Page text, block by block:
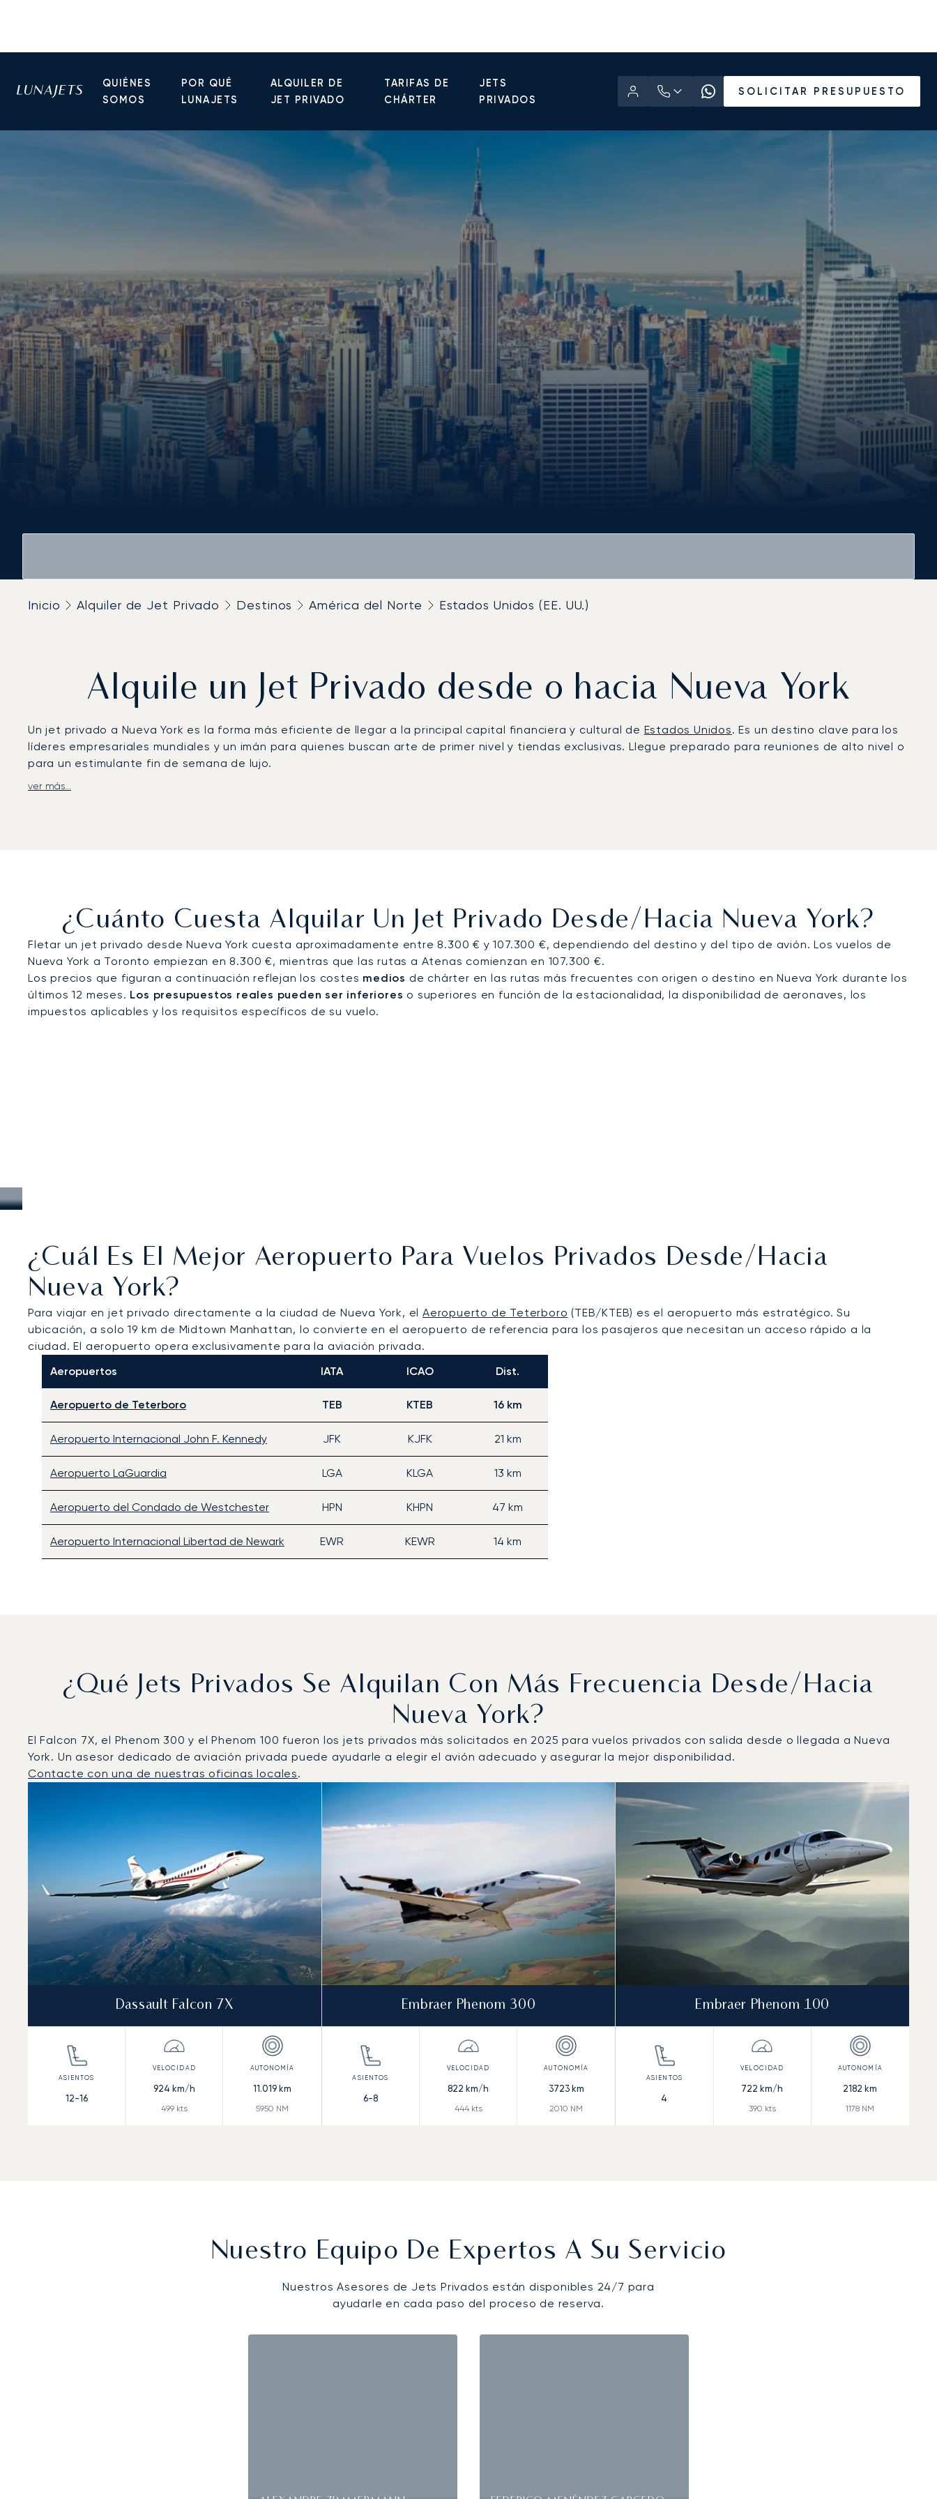
QUIÉNES
SOMOS
POR QUÉ
LUNAJETS
ALQUILER DE
JET PRIVADO
TARIFAS DE
CHÁRTER
JETS
PRIVADOS
SOLICITAR PRESUPUESTO
Inicio Alquiler de Jet Privado Destinos América del Norte Estados Unidos (EE. UU.)
Alquile un Jet Privado desde o hacia Nueva York
Un jet privado a Nueva York es la forma más eficiente de llegar a la principal capital financiera y cultural de Estados Unidos. Es un destino clave para los
líderes empresariales mundiales y un imán para quienes buscan arte de primer nivel y tiendas exclusivas. Llegue preparado para reuniones de alto nivel o
para un estimulante fin de semana de lujo.
Su vuelo se programa en función de su itinerario personal, lo que le proporciona una flexibilidad total. A bordo, la cabina es su espacio privado para
ver más...
¿Cuánto Cuesta Alquilar Un Jet Privado Desde/hacia Nueva York?
Fletar un jet privado desde Nueva York cuesta aproximadamente entre 8.300 € y 107.300 €, dependiendo del destino y del tipo de avión. Los vuelos de
Nueva York a Toronto empiezan en 8.300 €, mientras que las rutas a Atenas comienzan en 107.300 €.
Los precios que figuran a continuación reflejan los costes medios de chárter en las rutas más frecuentes con origen o destino en Nueva York durante los
últimos 12 meses. Los presupuestos reales pueden ser inferiores o superiores en función de la estacionalidad, la disponibilidad de aeronaves, los
impuestos aplicables y los requisitos específicos de su vuelo.
¿Cuál Es El Mejor Aeropuerto Para Vuelos Privados Desde/hacia
Nueva York?
Para viajar en jet privado directamente a la ciudad de Nueva York, el Aeropuerto de Teterboro (TEB/KTEB) es el aeropuerto más estratégico. Su
ubicación, a solo 19 km de Midtown Manhattan, lo convierte en el aeropuerto de referencia para los pasajeros que necesitan un acceso rápido a la
ciudad. El aeropuerto opera exclusivamente para la aviación privada.
Aeropuertos
IATA ICAO Dist.
Aeropuerto de Teterboro TEB KTEB 16 km
Aeropuerto Internacional John F. Kennedy JFK KJFK 21 km
Aeropuerto LaGuardia LGA KLGA 13 km
Aeropuerto del Condado de Westchester HPN KHPN 47 km
Aeropuerto Internacional Libertad de Newark EWR KEWR 14 km
¿Qué Jets Privados Se Alquilan Con Más Frecuencia Desde/hacia
Nueva York?
El Falcon 7X, el Phenom 300 y el Phenom 100 fueron los jets privados más solicitados en 2025 para vuelos privados con salida desde o llegada a Nueva
York. Un asesor dedicado de aviación privada puede ayudarle a elegir el avión adecuado y asegurar la mejor disponibilidad.
Contacte con una de nuestras oficinas locales.
Nueva York : Los 3 modelos de aeronave más operados por número de movimientos de vuelo en 2025
Autonomía (km)
Dassault Falcon 7X
12-16
924 km/h
499kts
11.019 km
5950 NM
Embraer Phenom 300
6-8
822 km/h
444kts
3723km
2010 NM
Embraer Phenom 100
4
722 km/h
390 kts
2182 km
1178 NM
Nuestro Equipo De Expertos A Su Servicio
Nuestros Asesores de Jets Privados están disponibles 24/7 para
ayudarle en cada paso del proceso de reserva.